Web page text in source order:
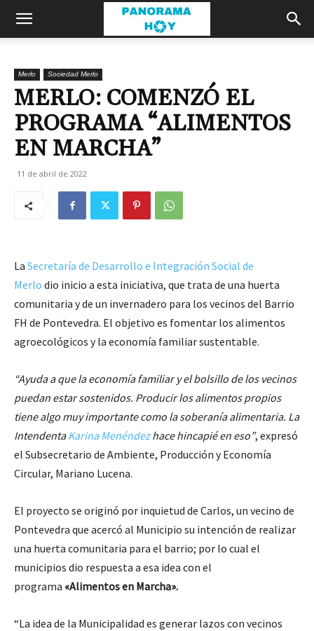
Merlo Sociedad Merlo
MERLO: COMENZÓ EL
PROGRAMA “ALIMENTOS
EN MARCHA”
11 de abril de 2022
La Secretaría de Desarrollo e Integración Social de
Merlo dio inicio a esta iniciativa, que trata de una huerta
comunitaria y de un invernadero para los vecinos del Barrio
FH de Pontevedra. El objetivo es fomentar los alimentos
agroecológicos y la economía familiar sustentable.
“Ayuda a que la economía familiar y el bolsillo de los vecinos
puedan estar sostenidos. Producir los alimentos propios
tiene algo muy importante como la soberanía alimentaria. La
IntendentaKarina Menéndezhace hincapié en eso”, expresó
el Subsecretario de Ambiente, Producción y Economía
Circular, Mariano Lucena.
El proyecto se originó por inquietud de Carlos, un vecino de
Pontevedra que acercó al Municipio su intención de realizar
una huerta comunitaria para el barrio; por lo cual el
municipios dio respuesta a esa idea con el
programa «Alimentos en Marcha».
“La idea de la Municipalidad es generar lazos con vecinos